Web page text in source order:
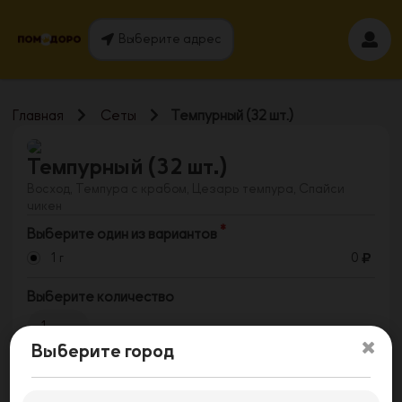
Выберите адрес
Главная Сеты Темпурный (32 шт.)
Темпурный (32 шт.)
Выберите один из вариантов
1 г 0
Выберите количество
1
Заказать
Выберите город